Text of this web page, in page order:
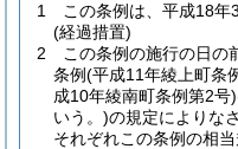
1
この条例は、平成18年
(経過措置)
2
この条例の施行の日の
条例(平成11年綾上町条
成10年綾南町条例第2号)
いう。)の規定によりな
それぞれこの条例の相